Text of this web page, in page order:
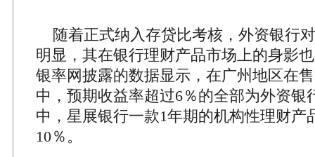
随着正式纳入存贷比考核，外资银行
明显，其在银行理财产品市场上的身影
银率网披露的数据显示，在广州地区在
中，预期收益率超过6％的全部为外资银
中，星展银行一款1年期的机构性理财产
10％。